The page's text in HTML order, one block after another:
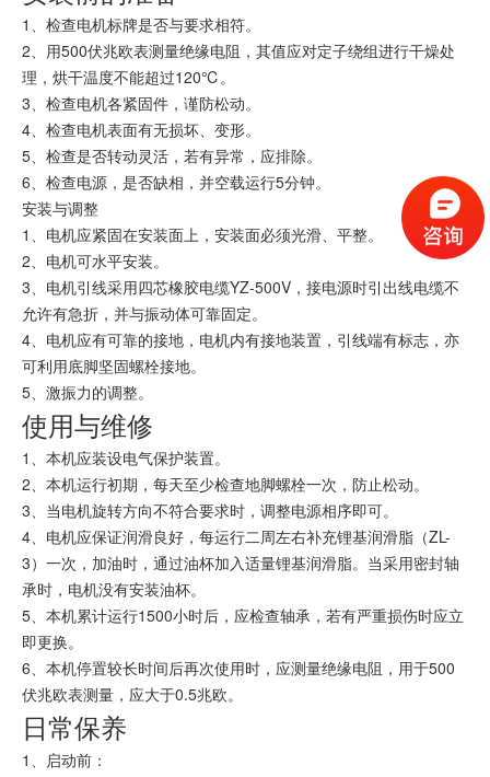
1、检查电机标牌是否与要求相符。
2、用500伏兆欧表测量绝缘电阻，其值应对定子绕组进行干燥处
理，烘干温度不能超过120℃。
3、检查电机各紧固件，谨防松动。
4、检查电机表面有无损坏、变形。
5、检查是否转动灵活，若有异常，应排除。
6、检查电源，是否缺相，并空载运行5分钟。
安装与调整
1、电机应紧固在安装面上，安装面必须光滑、平整。
2、电机可水平安装。
3、电机引线采用四芯橡胶电缆YZ-500V，接电源时引出线电缆不
允许有急折，并与振动体可靠固定。
4、电机应有可靠的接地，电机内有接地装置，引线端有标志，亦
可利用底脚坚固螺栓接地。
5、激振力的调整。
使用与维修
1、本机应装设电气保护装置。
2、本机运行初期，每天至少检查地脚螺栓一次，防止松动。
3、当电机旋转方向不符合要求时，调整电源相序即可。
4、电机应保证润滑良好，每运行二周左右补充锂基润滑脂 （ZL-
3）一次，加油时，通过油杯加入适量锂基润滑脂。当采用密封轴
承时，电机没有安装油杯。
5、本机累计运行1500小时后，应检查轴承，若有严重损伤时应立
即更换。
6、本机停置较长时间后再次使用时，应测量绝缘电阻，用于500
伏兆欧表测量，应大于0.5兆欧。
日常保养
1、启动前：